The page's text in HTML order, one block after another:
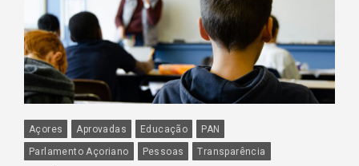
Açores Aprovadas Educação
PAN
Parlamento Açoriano
Pessoas Transparência